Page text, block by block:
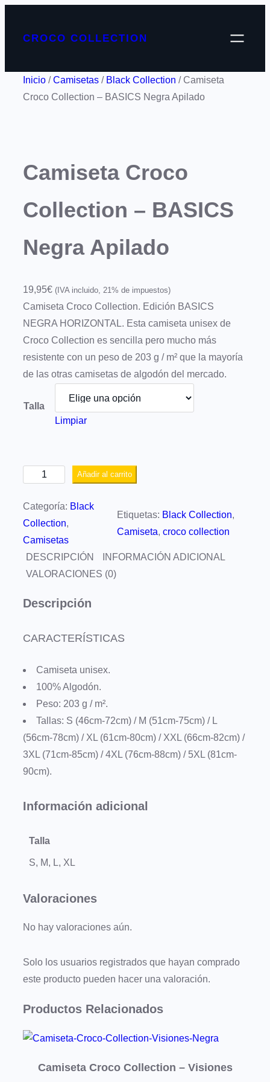
CROCO COLLECTION
Inicio /Camisetas / Black Collection / Camiseta
Croco Collection – BASICS Negra Apilado
Camiseta Croco
Collection – BASICS
Negra Apilado
19,95€ (IVA incluido, 21% de impuestos)
Camiseta Croco Collection. Edición BASICS
NEGRA HORIZONTAL. Esta camiseta unisex de
Croco Collection es sencilla pero mucho más
resistente con un peso de 203 g / m² que la mayoría
de las otras camisetas de algodón del mercado.
Talla
Limpiar
m
i
s
e
C
o
l
e
c
i
A
I
S
N
g
r
Añadir al carrito
Categoría: Black
Collection
Camisetas
Etiquetas: Black Collection
Camiseta, croco collection
DESCRIPCIÓN
INFORMACIÓN ADICIONAL
VALORACIONES (0)
Descripción
CARACTERÍSTICAS
Camiseta unisex.
100% Algodón.
Peso: 203 g / m².
Tallas: S (46cm-72cm) / M (51cm-75cm) / L
(56cm-78cm) / XL (61cm-80cm) / XXL (66cm-82cm) /
3XL (71cm-85cm) / 4XL (76cm-88cm) / 5XL (81cm-
90cm).
Información adicional
Talla
S, M, L, XL
Valoraciones
No hay valoraciones aún.
Solo los usuarios registrados que hayan comprado
este producto pueden hacer una valoración.
Productos Relacionados
Camiseta Croco Collection – Visiones